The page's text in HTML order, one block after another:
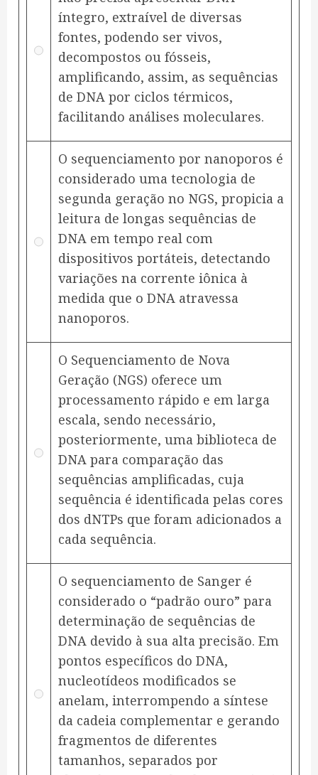
íntegro, extraível de diversas
fontes, podendo ser vivos,
decompostos ou fósseis,
amplificando, assim, as sequências
de DNA por ciclos térmicos,
facilitando análises moleculares.
O sequenciamento por nanoporos é
considerado uma tecnologia de
segunda geração no NGS, propicia a
leitura de longas sequências de
DNA em tempo real com
dispositivos portáteis, detectando
variações na corrente iônica à
medida que o DNA atravessa
nanoporos.
O Sequenciamento de Nova
Geração (NGS) oferece um
processamento rápido e em larga
escala, sendo necessário,
posteriormente, uma biblioteca de
DNA para comparação das
sequências amplificadas, cuja
sequência é identificada pelas cores
dos dNTPs que foram adicionados a
cada sequência.
O sequenciamento de Sanger é
considerado o “padrão ouro” para
determinação de sequências de
DNA devido à sua alta precisão. Em
pontos específicos do DNA,
nucleotídeos modificados se
anelam, interrompendo a síntese
da cadeia complementar e gerando
fragmentos de diferentes
tamanhos, separados por